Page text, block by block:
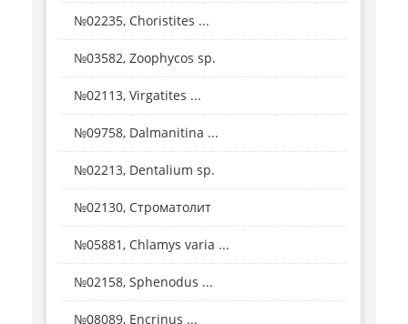
№02235, Choristites ...
№03582, Zoophycos sp.
№02113, Virgatites ...
№09758, Dalmanitina ...
№02213, Dentalium sp.
№02130, Строматолит
№05881, Chlamys varia ...
№02158, Sphenodus ...
№08089, Encrinus ...